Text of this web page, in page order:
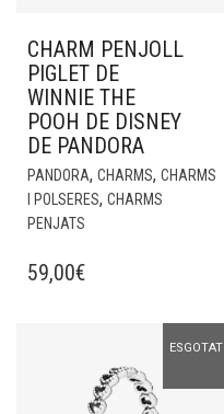
CHARM PENJOLL
PIGLET DE
WINNIE THE
POOH DE DISNEY
DE PANDORA
PANDORA, CHARMS, CHARMS
I POLSERES, CHARMS
PENJATS
59,00€
ESGOTAT